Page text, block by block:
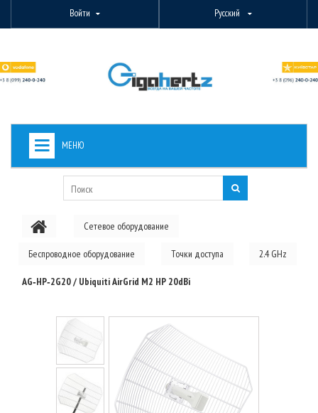
Войти Русский
МЕНЮ
PON ОБОРУДОВАНИЕ
МАРШРУТИЗАТОРЫ
Сетевое оборудование
Беспроводное оборудование Точки доступа 2.4 GHz
AG‑HP‑2G20 / Ubiquiti AirGrid M2 HP 20dBi